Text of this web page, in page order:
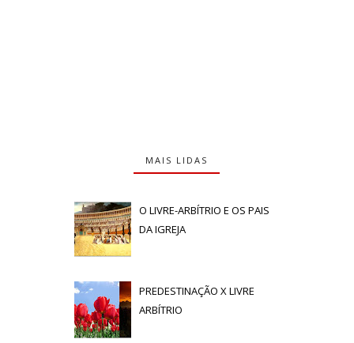
MAIS LIDAS
O LIVRE-ARBÍTRIO E OS PAIS
DA IGREJA
PREDESTINAÇÃO X LIVRE
ARBÍTRIO